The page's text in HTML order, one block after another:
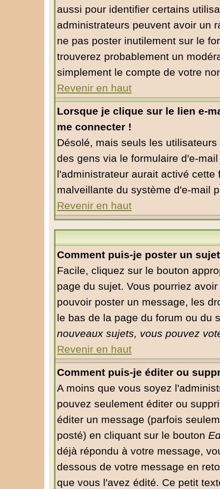
aussi pour identifier certains
administrateurs peuvent avoir un
ne pas poster inutilement sur le
trouverez probablement un
simplement le compte de votre
Revenir en haut
Lorsque je clique sur le lien e-
me connecter !
Désolé, mais seuls les
des gens via le formulaire d'e-
l'administrateur aurait activé
malveillante du système d'e-mail
Revenir en haut
Comment puis-je poster un
Facile, cliquez sur le bouton
page du sujet. Vous pourriez
pouvoir poster un message, les
le bas de la page du forum ou du
nouveaux sujets, vous pouvez
Revenir en haut
Comment puis-je éditer ou
A moins que vous soyez
pouvez seulement éditer ou
éditer un message (parfois
posté) en cliquant sur le bouton
déjà répondu à votre message,
dessous de votre message en
que vous l'avez édité. Ce petit